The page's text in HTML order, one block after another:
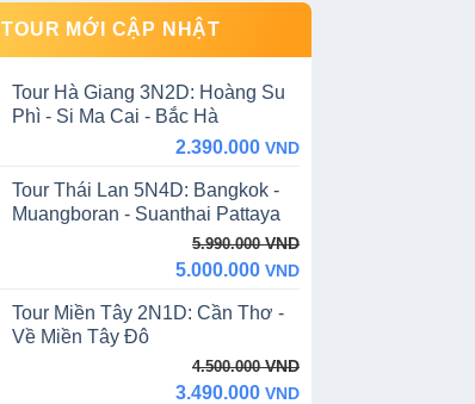
TOUR MỚI CẬP NHẬT
Tour Hà Giang 3N2D: Hoàng Su
Phì - Si Ma Cai - Bắc Hà
2.390.000 VND
Tour Thái Lan 5N4D: Bangkok -
Muangboran - Suanthai Pattaya
5.990.000VND
5.990.000 VND.
5.000.000 VND
5.000.000 VND.
Tour Miền Tây 2N1D: Cần Thơ -
Về Miền Tây Đô
4.500.000VND
3.490.000 VND